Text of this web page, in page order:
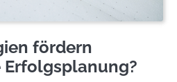
fördern